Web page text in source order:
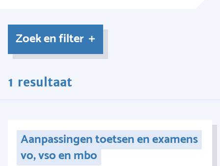
Zoek en filter
1 resultaat
Aanpassingen toetsen en examens
vo, vso en mbo